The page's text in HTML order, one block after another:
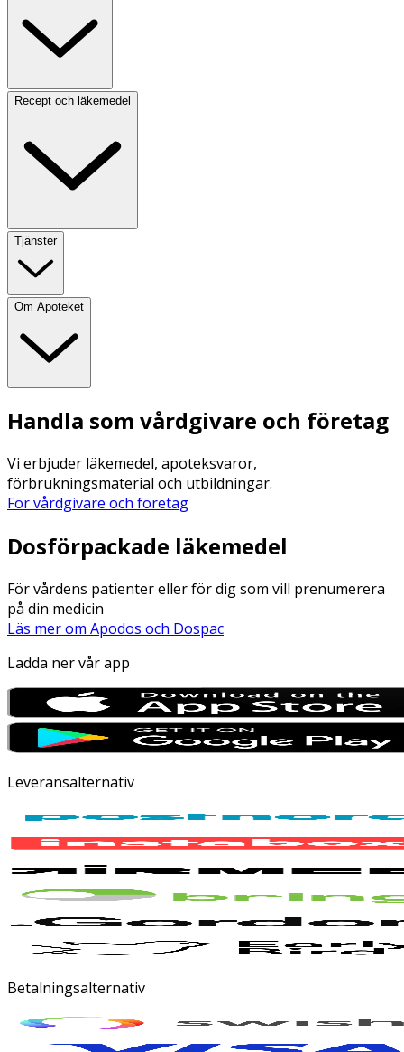
Recept och läkemedel
Tjänster
Om Apoteket
Handla som vårdgivare och företag
Vi erbjuder läkemedel, apoteksvaror,
förbrukningsmaterial och utbildningar.
För vårdgivare och företag
Dosförpackade läkemedel
För vårdens patienter eller för dig som vill prenumerera
på din medicin
Läs mer om Apodos och Dospac
Ladda ner vår app
Leveransalternativ
Betalningsalternativ